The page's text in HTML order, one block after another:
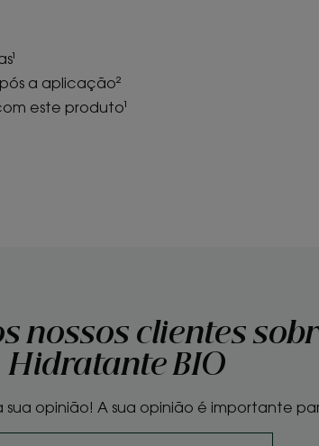
a aplicação²
este produto¹
nossos clientes
Hidratante BIO
sua opinião! A sua opinião é importante